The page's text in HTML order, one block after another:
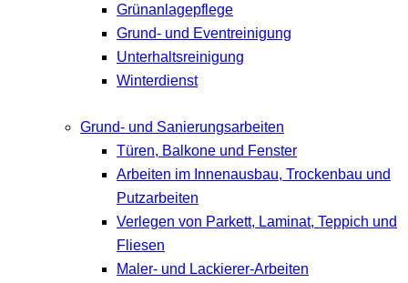
Grünanlagepflege
Grund- und Eventreinigung
Unterhaltsreinigung
Winterdienst
Grund- und Sanierungsarbeiten
Türen, Balkone und Fenster
Arbeiten im Innenausbau, Trockenbau und
Putzarbeiten
Verlegen von Parkett, Laminat, Teppich und
Fliesen
Maler- und Lackierer-Arbeiten